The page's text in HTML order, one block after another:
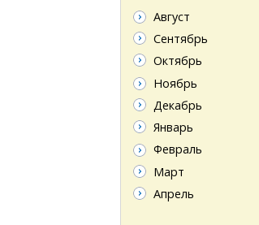
Август
Сентябрь
Октябрь
Ноябрь
Декабрь
Январь
Февраль
Март
Апрель